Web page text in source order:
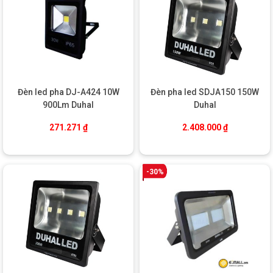
HƯỚNG DẪN LẮP ĐẶT VÀ SỬ DỤNG ĐÚNG KỸ
THUẬT
đèn pha led SDJA200 200W Duhal
Bắt đèn lên trụ, tường, hoặc khung kết cấu vững chắc, cao
Dùng vít, bulong để cố định chân đế chắc chắn.
Kết nối điện nguồn 220V qua CB bảo vệ để đảm bảo được
Điều chỉnh góc chiếu mong muốn rồi siết chặt các ốc cố
định.
Sử dụng:
Nên bật đèn ổn định, tránh bật/tắt liên tục nhiều lần.
Đèn led pha DJ-A424 10W
900Lm Duhal
271.271 ₫
Đèn pha led SDJA150 150W
Duhal
2.408.000₫
-30%